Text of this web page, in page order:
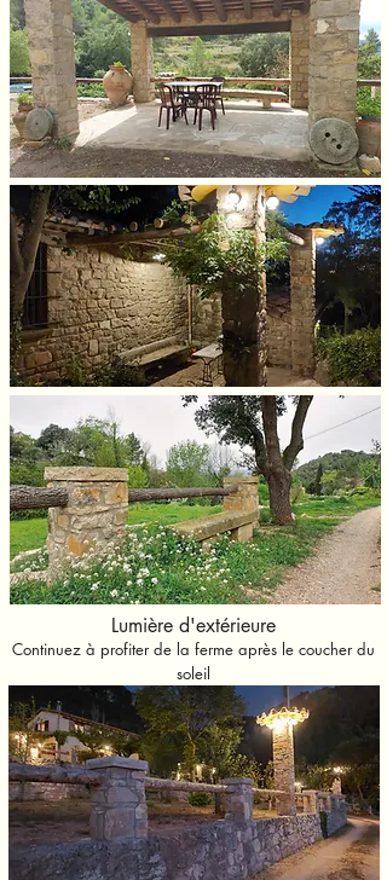
Lumière d'extérieure
Continuez à profiter de la ferme après le coucher du
soleil